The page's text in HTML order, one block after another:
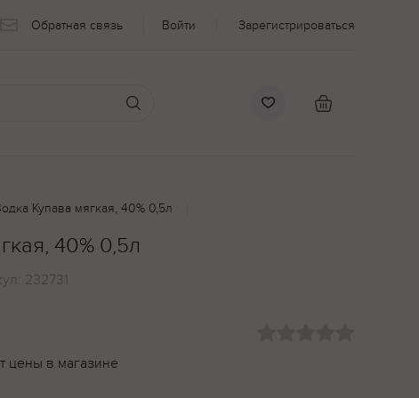
Обратная связь Войти Зарегистрироваться
Купава мягкая, 40% 0,5л
40% 0,5л
232731
цены в магазине